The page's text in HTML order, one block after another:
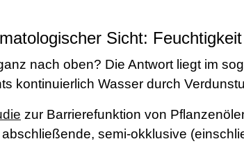
Sicht:
nach oben? Die Antwort liegt im
kontinuierlich Wasser durch
zur Barrierefunktion von
semi-okklusive